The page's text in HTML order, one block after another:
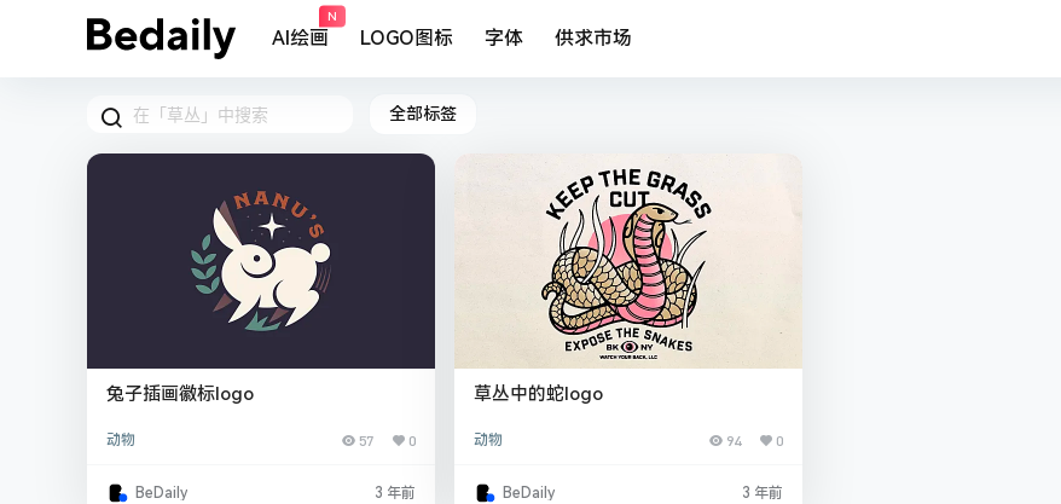
AI绘画
N
LOGO图标 字体 供求市场
全部标签
兔子插画徽标logo
动物 57 0
BeDaily 3 年前
草丛中的蛇logo
动物 94 0
BeDaily 3 年前